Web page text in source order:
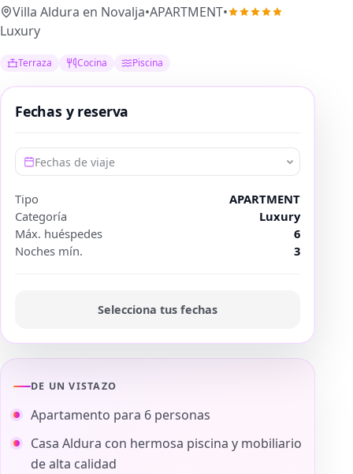
Villa Aldura en Novalja•APARTMENT•
Luxury
Terraza Cocina Piscina
DE UN VISTAZO
Apartamento para 6 personas
Casa Aldura con hermosa piscina y mobiliario
de alta calidad
Fechas y reserva
Fechas de viaje
Tipo
APARTMENT
Categoría
Luxury
Máx. huéspedes
6
Noches mín.
3
Selecciona tus fechas